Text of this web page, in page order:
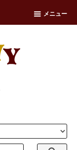
メニュー